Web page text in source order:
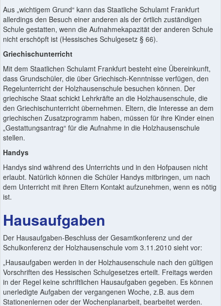
Aus „wichtigem Grund“ kann das Staatliche Schulamt Frankfurt
allerdings den Besuch einer anderen als der örtlich zuständigen
Schule gestatten, wenn die Aufnahmekapazität der anderen Schule
nicht erschöpft ist (Hessisches Schulgesetz § 66).
Griechischunterricht
Mit dem Staatlichen Schulamt Frankfurt besteht eine Übereinkunft,
dass Grundschüler, die über Griechisch-Kenntnisse verfügen, den
Regelunterricht der Holzhausenschule besuchen können. Der
griechische Staat schickt Lehrkräfte an die Holzhausenschule, die
den Griechischunterricht übernehmen. Eltern, die Interesse an dem
griechischen Zusatzprogramm haben, müssen für ihre Kinder einen
„Gestattungsantrag“ für die Aufnahme in die Holzhausenschule
stellen.
Handys
Handys sind während des Unterrichts und in den Hofpausen nicht
erlaubt. Natürlich können die Schüler Handys mitbringen, um nach
dem Unterricht mit ihren Eltern Kontakt aufzunehmen, wenn es nötig
ist.
Hausaufgaben
Der Hausaufgaben-Beschluss der Gesamtkonferenz und der
Schulkonferenz der Holzhausenschule vom 3.11.2010 sieht vor:
„Hausaufgaben werden in der Holzhausenschule nach den gültigen
Vorschriften des Hessischen Schulgesetzes erteilt. Freitags werden
in der Regel keine schriftlichen Hausaufgaben gegeben. Es können
unerledigte Aufgaben der vergangenen Woche, z.B. aus dem
Stationenlernen oder der Wochenplanarbeit, bearbeitet werden.